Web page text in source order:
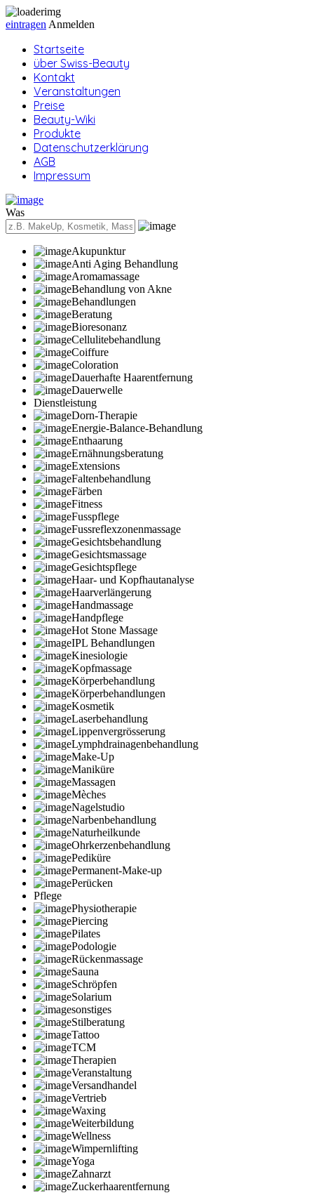
eintragen Anmelden
Startseite
über Swiss-Beauty
Kontakt
Veranstaltungen
Preise
Beauty-Wiki
Produkte
Datenschutzerklärung
AGB
Impressum
Was
Akupunktur
Anti Aging Behandlung
Aromamassage
Behandlung von Akne
Behandlungen
Beratung
Bioresonanz
Cellulitebehandlung
Coiffure
Coloration
Dauerhafte Haarentfernung
Dauerwelle
Dienstleistung
Dorn-Therapie
Energie-Balance-Behandlung
Enthaarung
Ernähnungsberatung
Extensions
Faltenbehandlung
Färben
Fitness
Fusspflege
Fussreflexzonenmassage
Gesichtsbehandlung
Gesichtsmassage
Gesichtspflege
Haar- und Kopfhautanalyse
Haarverlängerung
Handmassage
Handpflege
Hot Stone Massage
IPL Behandlungen
Kinesiologie
Kopfmassage
Körperbehandlung
Körperbehandlungen
Kosmetik
Laserbehandlung
Lippenvergrösserung
Lymphdrainagenbehandlung
Make-Up
Maniküre
Massagen
Mèches
Nagelstudio
Narbenbehandlung
Naturheilkunde
Ohrkerzenbehandlung
Pediküre
Permanent-Make-up
Perücken
Pflege
Physiotherapie
Piercing
Pilates
Podologie
Rückenmassage
Sauna
Schröpfen
Solarium
sonstiges
Stilberatung
Tattoo
TCM
Therapien
Veranstaltung
Versandhandel
Vertrieb
Waxing
Weiterbildung
Wellness
Wimpernlifting
Yoga
Zahnarzt
Zuckerhaarentfernung